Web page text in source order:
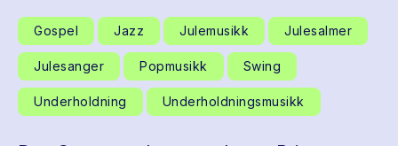
Gospel Jazz Julemusikk Julesalmer
Julesanger Popmusikk Swing
Underholdning Underholdningsmusikk